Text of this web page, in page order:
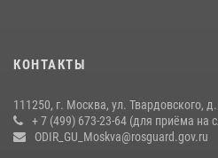
Москве (видео)
В спецподразделении столичного
чемпионат по самбо (виео)
КОНТАКТЫ
111250, г. Москва, ул. Твардовского,
+ 7 (499) 673-23-64 (для приёма на
ODIR_GU_Moskva@rosguard.gov.ru